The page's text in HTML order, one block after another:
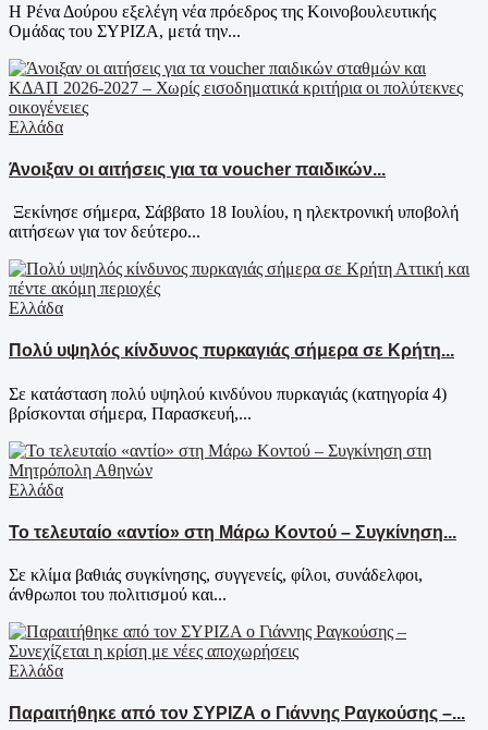
Η Ρένα Δούρου εξελέγη νέα πρόεδρος της Κοινοβουλευτικής
Ομάδας του ΣΥΡΙΖΑ, μετά την...
Ελλάδα
Άνοιξαν οι αιτήσεις για τα voucher παιδικών...
Ξεκίνησε σήμερα, Σάββατο 18 Ιουλίου, η ηλεκτρονική υποβολή
αιτήσεων για τον δεύτερο...
Ελλάδα
Πολύ υψηλός κίνδυνος πυρκαγιάς σήμερα σε Κρήτη...
Σε κατάσταση πολύ υψηλού κινδύνου πυρκαγιάς (κατηγορία 4)
βρίσκονται σήμερα, Παρασκευή,...
Ελλάδα
Το τελευταίο «αντίο» στη Μάρω Κοντού – Συγκίνηση...
Σε κλίμα βαθιάς συγκίνησης, συγγενείς, φίλοι, συνάδελφοι,
άνθρωποι του πολιτισμού και...
Ελλάδα
Παραιτήθηκε από τον ΣΥΡΙΖΑ ο Γιάννης Ραγκούσης –...